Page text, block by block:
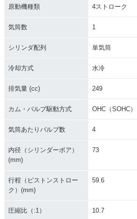
原動機種類 4ストローク
気筒数 1
シリンダ配列 単気筒
冷却方式 水冷
排気量 (cc) 249
カム・バルブ駆動方式 OHC（SOHC）
気筒あたりバルブ数 4
内径（シリンダーボア）
(mm)
73
行程（ピストンストロー
ク）(mm)
59.6
圧縮比（:1） 10.7